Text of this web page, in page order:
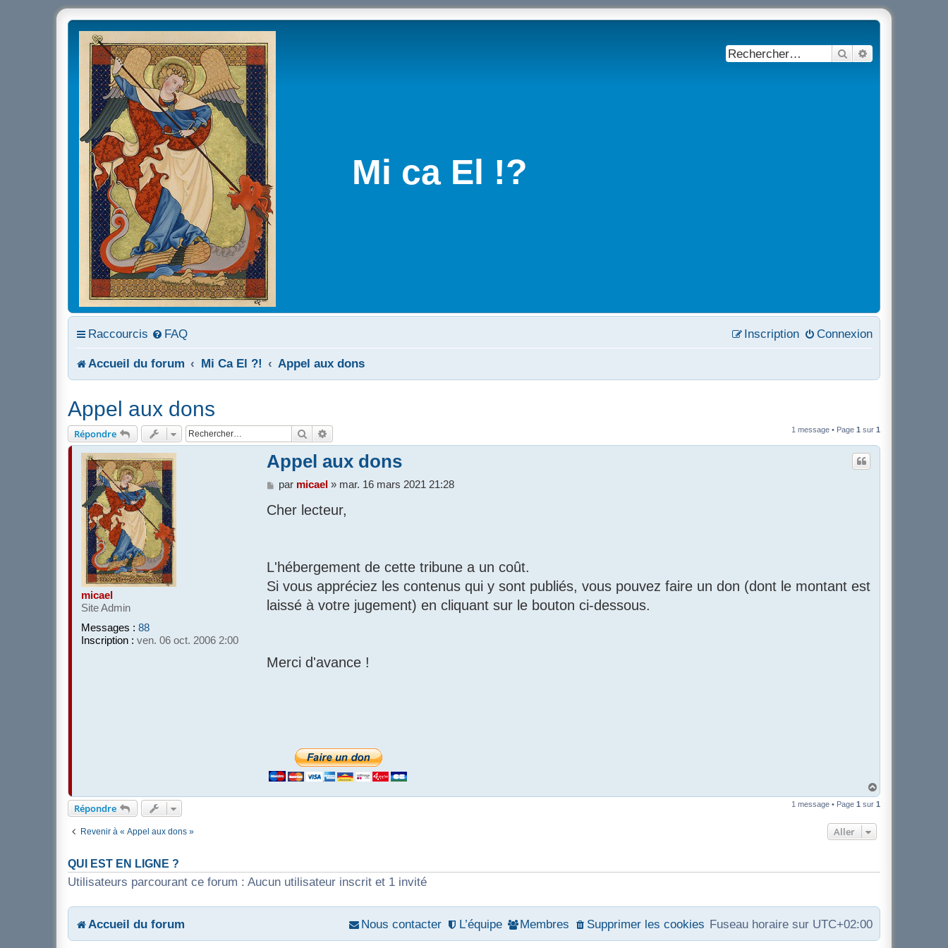
Mi ca El !?
Rechercher
Raccourcis FAQ Connexion
Inscription
Accueil du forum Mi Ca El ?! Appel aux dons
Appel aux dons
Répondre Rechercher 1 message • Page 1 sur 1
micael
Site Admin
Messages : 88
Inscription : ven. 06 oct. 2006 2:00
Appel aux dons
M
s
e
par micael » mar. 16 mars 2021 21:28
Cher lecteur,
L'hébergement de cette tribune a un coût.
Si vous appréciez les contenus qui y sont publiés, vous pouvez faire un don (dont le montant est
laissé à votre jugement) en cliquant sur le bouton ci-dessous.
Merci d'avance !
a
u
Répondre 1 message • Page 1 sur 1
Revenir à « Appel aux dons » Aller
QUI EST EN LIGNE ?
Utilisateurs parcourant ce forum : Aucun utilisateur inscrit et 1 invité
Accueil du forum Fuseau horaire sur UTC+02:00
Supprimer les cookies
Membres
L’équipe
Nous contacter